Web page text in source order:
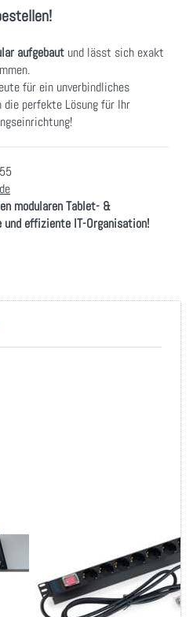
aufgebaut und lässt sich exakt
für ein unverbindliches
die perfekte Lösung für Ihr
modularen Tablet- &
und effiziente IT-Organisation!
Steckdosenleiste 8-
fach Schuko mit
Schalter 16A
Schwarz